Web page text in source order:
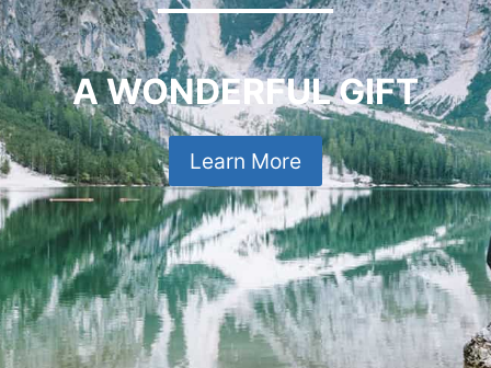
A WONDERFUL GIFT
Learn More